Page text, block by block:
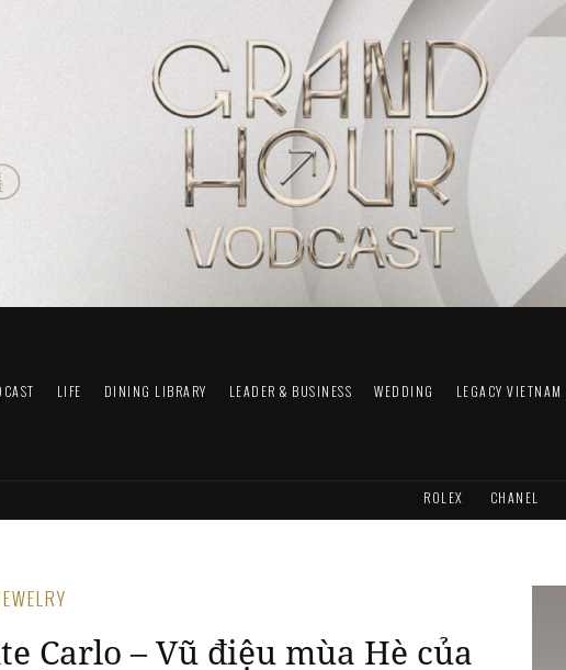
LIFE DINING LIBRARY LEADER & BUSINESS WEDDING LEGACY VIETNAM
ROLEX CHANEL
Carlo – Vũ điệu mùa Hè của